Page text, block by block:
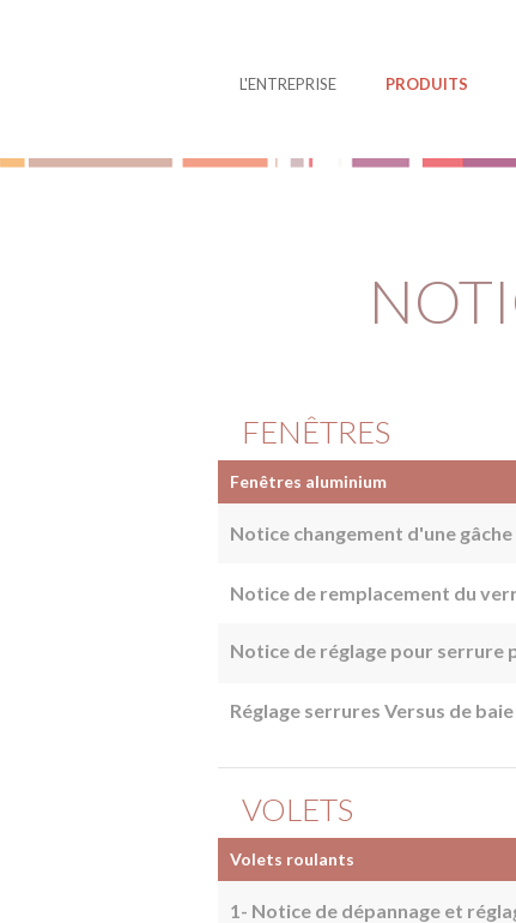
L'ENTREPRISE PRODUITS
FENÊTRES
Fenêtres aluminium
Notice changement d'une gâche
Notice de remplacement du
Notice de réglage pour serrure
Réglage serrures Versus de
​VOLETS
​Volets roulants
1- Notice de dépannage et